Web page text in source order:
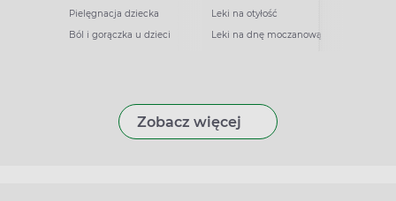
Pielęgnacja dziecka
Ból i gorączka u dzieci
Leki na otyłość
Leki na dnę moczanową
Zobacz więcej